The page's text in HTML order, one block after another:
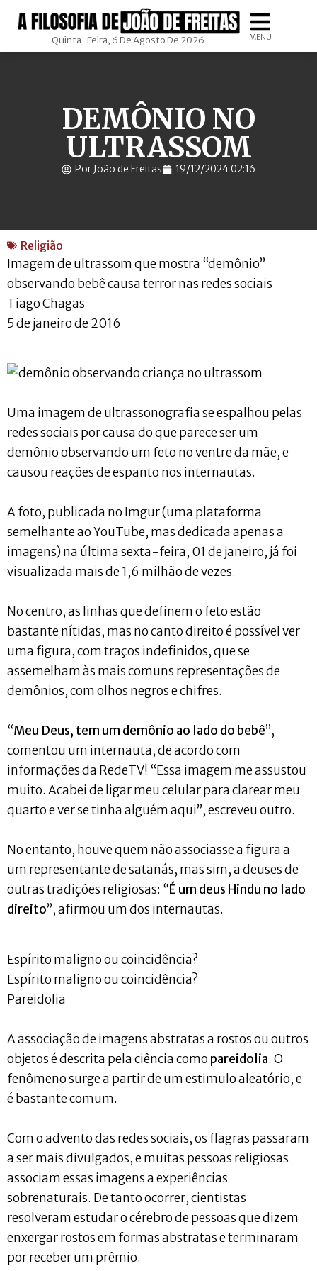
Quinta-Feira, 6 De Agosto De 2026 MENU
DEMÔNIO NO
ULTRASSOM
Por João de Freitas 19/12/2024 02:16
Religião
Imagem de ultrassom que mostra “demônio”
observando bebê causa terror nas redes sociais
Tiago Chagas
5 de janeiro de 2016
Uma imagem de ultrassonografia se espalhou pelas
redes sociais por causa do que parece ser um
demônio observando um feto no ventre da mãe, e
causou reações de espanto nos internautas.
A foto, publicada no Imgur (uma plataforma
semelhante ao YouTube, mas dedicada apenas a
imagens) na última sexta-feira, 01 de janeiro, já foi
visualizada mais de 1,6 milhão de vezes.
No centro, as linhas que definem o feto estão
bastante nítidas, mas no canto direito é possível ver
uma figura, com traços indefinidos, que se
assemelham às mais comuns representações de
demônios, com olhos negros e chifres.
“Meu Deus, tem um demônio ao lado do bebê”,
comentou um internauta, de acordo com
informações da RedeTV! “Essa imagem me assustou
muito. Acabei de ligar meu celular para clarear meu
quarto e ver se tinha alguém aqui”, escreveu outro.
No entanto, houve quem não associasse a figura a
um representante de satanás, mas sim, a deuses de
outras tradições religiosas: “É um deus Hindu no lado
direito”, afirmou um dos internautas.
Espírito maligno ou coincidência?
Espírito maligno ou coincidência?
Pareidolia
A associação de imagens abstratas a rostos ou outros
objetos é descrita pela ciência como pareidolia. O
fenômeno surge a partir de um estimulo aleatório, e
é bastante comum.
Com o advento das redes sociais, os flagras passaram
a ser mais divulgados, e muitas pessoas religiosas
associam essas imagens a experiências
sobrenaturais. De tanto ocorrer, cientistas
resolveram estudar o cérebro de pessoas que dizem
enxergar rostos em formas abstratas e terminaram
por receber um prêmio.